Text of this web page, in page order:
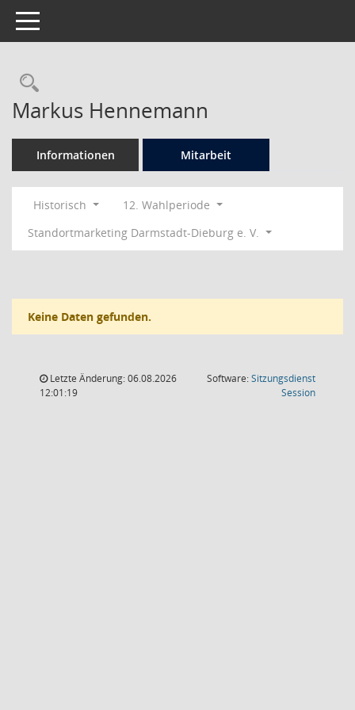
Toggle navigation
Rechercheauswahl
Markus Hennemann
Informationen Mitarbeit
Historisch
12. Wahlperiode
Standortmarketing Darmstadt-Dieburg e. V.
Keine Daten gefunden.
Letzte Änderung: 06.08.2026
12:01:19
Software:Sitzungsdienst
Session(Wird in